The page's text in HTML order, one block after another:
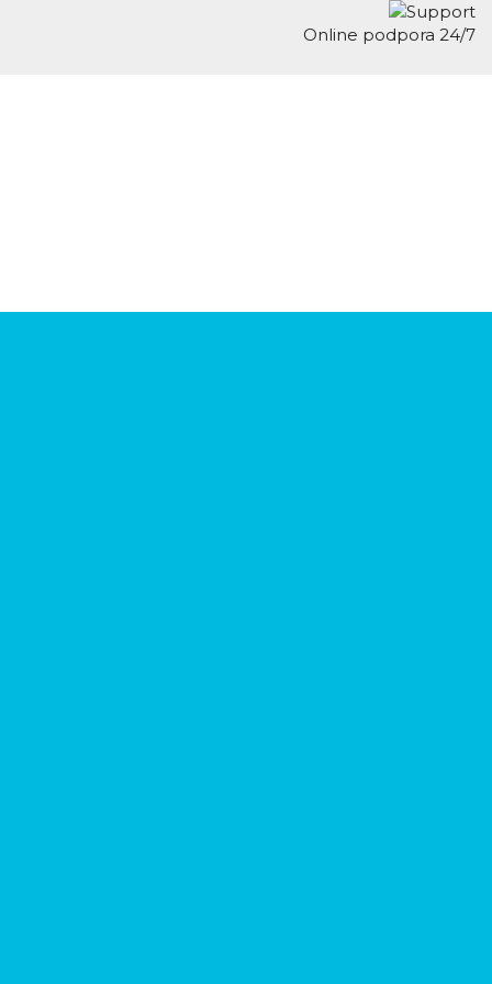
Online podpora 24/7